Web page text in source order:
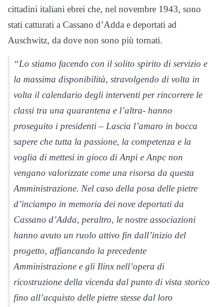
cittadini italiani ebrei che, nel novembre 1943, sono
stati catturati a Cassano d’Adda e deportati ad
Auschwitz, da dove non sono più tornati.
“Lo stiamo facendo con il solito spirito di servizio e
la massima disponibilità, stravolgendo di volta in
volta il calendario degli interventi per rincorrere le
classi tra una quarantena e l’altra- hanno
proseguito i presidenti – Lascia l’amaro in bocca
sapere che tutta la passione, la competenza e la
voglia di mettesi in gioco di Anpi e Anpc non
vengano valorizzate come una risorsa da questa
Amministrazione. Nel caso della posa delle pietre
d’inciampo in memoria dei nove deportati da
Cassano d’Adda, peraltro, le nostre associazioni
hanno avuto un ruolo attivo fin dall’inizio del
progetto, affiancando la precedente
Amministrazione e gli Ilinx nell’opera di
ricostruzione della vicenda dal punto di vista storico
fino all’acquisto delle pietre stesse dal loro